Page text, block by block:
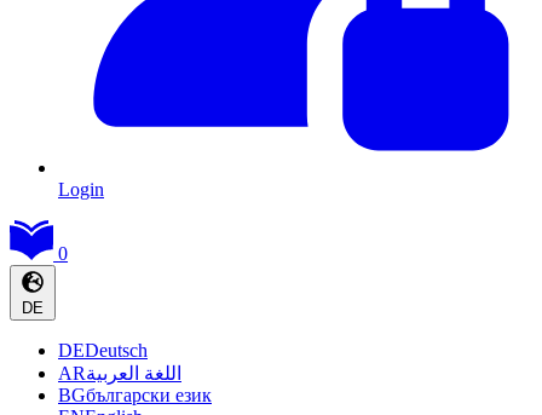
Login
0
DE
DEDeutsch
ARاللغة العربية
BGбългарски език